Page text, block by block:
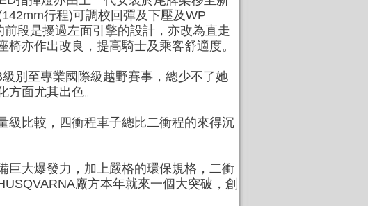
行程)可調校回彈及下壓及WP
段是擾過左面引擎的設計，亦改為直走
亦作出改良，提高騎士及乘客舒適度。
別至專業國際級越野賽事，總少不了她
面尤其出色。
級比較，四衝程車子總比二衝程的來得沉
巨大爆發力，加上嚴格的環保規格，二衝
廠方本年就來一個大突破，創